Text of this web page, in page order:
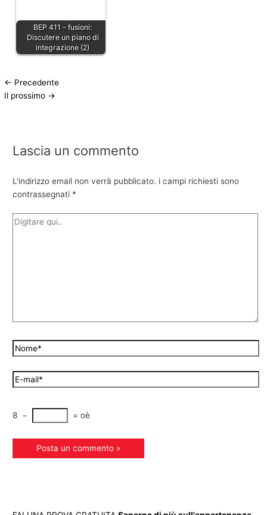
BEP 411 - fusioni:
Discutere un piano di
integrazione (2)
← Precedente
Il prossimo →
Lascia un commento
L'indirizzo email non verrà pubblicato. i campi richiesti sono
contrassegnati *
8 − = oè